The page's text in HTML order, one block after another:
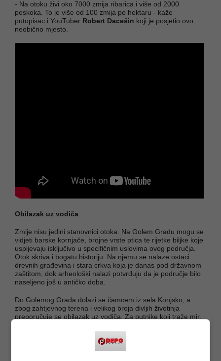
- Na otoku živi oko 7000 zmija ribarica i više od 2000
poskoka. To je više od 100 zmija po hektaru - kaže
putopisac i YouTuber Robert Dacešin koji je posjetio ovo
neobično mjesto.
Obilazak uz vodiča
Zmije nisu jedini stanovnici otoka. Na Golem Gradu mogu se
vidjeti barske kornjače, brojne vrste ptica te rijetke biljke koje
uspijevaju isključivo u specifičnim uslovima ovog područja.
Otok skriva i bogatu historiju. Na njemu se nalaze ostaci
drevnih građevina i stara crkva koja je danas pod državnom
zaštitom, dok arheološki nalazi potvrđuju da je područje bilo
naseljeno još u antičko doba.
Do Golemog Grada dolazi se čamcem iz sela Konjsko, a
zbog zahtjevnog terena i velikog broja divljih životinja
preporučuje se obilazak uz vodiča. Za putnike koji traže mir,
Golem Grad ostaje jedno od posljednjih istinski divljih mjesta